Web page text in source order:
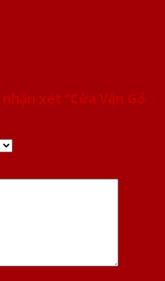
xét “Cửa Vân Gỗ